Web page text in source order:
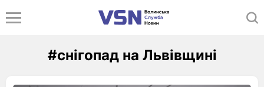
#снігопад на Львівщині